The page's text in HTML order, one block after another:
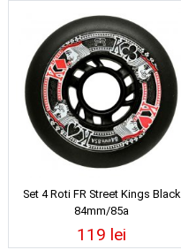
Set 4 Roti FR Street Kings Black
84mm/85a
119 lei